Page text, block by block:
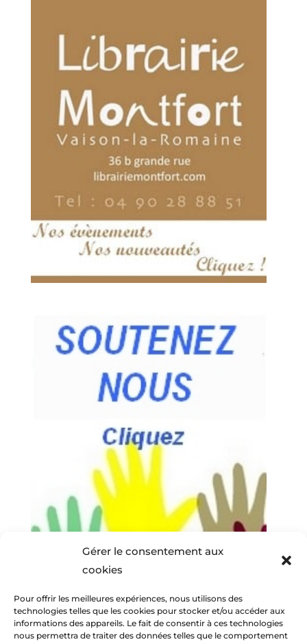
Gérer le consentement aux
cookies
Pour offrir les meilleures expériences, nous utilisons des
technologies telles que les cookies pour stocker et/ou accéder aux
informations des appareils. Le fait de consentir à ces technologies
nous permettra de traiter des données telles que le comportement